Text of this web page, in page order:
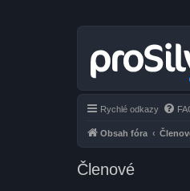
Rychlé odkazy
Obsah fóra
Členové